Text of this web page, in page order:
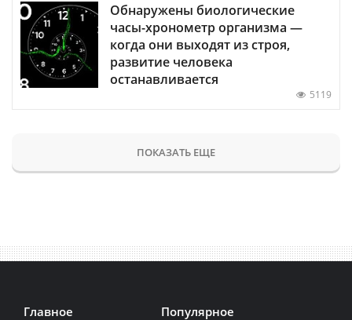
Обнаружены биологические
часы-хронометр организма —
когда они выходят из строя,
развитие человека
останавливается
5119
ПОКАЗАТЬ ЕЩЕ
Главное Популярное